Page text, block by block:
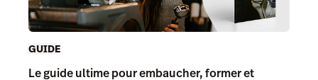
GUIDE
Le guide ultime pour embaucher, former et